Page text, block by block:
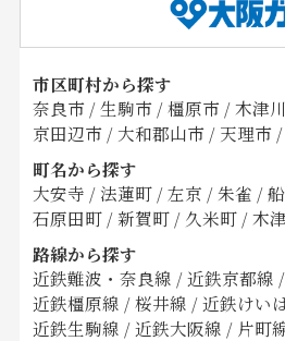
市区町村から探す
奈良市 / 生駒市 / 橿原市 / 木津
京田辺市 / 大和郡山市 / 天理市 /
町名から探す
大安寺 / 法蓮町 / 左京 / 朱雀 /
石原田町 / 新賀町 / 久米町 / 木
路線から探す
近鉄難波・奈良線 / 近鉄京都線 /
近鉄橿原線 / 桜井線 / 近鉄けい
近鉄生駒線 / 近鉄大阪線 / 片町